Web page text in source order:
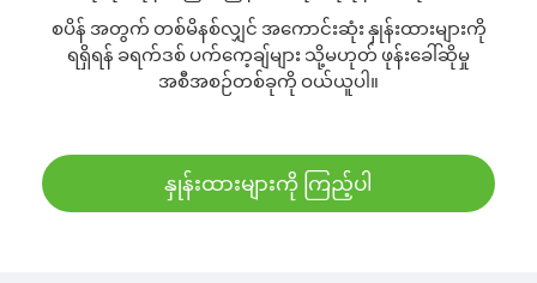
စပိန် အတွက် တစ်မိနစ်လျှင် အကောင်းဆုံး နှုန်းထားများကို
ရရှိရန် ခရက်ဒစ် ပက်ကေ့ချ်များ သို့မဟုတ် ဖုန်းခေါ်ဆိုမှု
အစီအစဉ်တစ်ခုကို ဝယ်ယူပါ။
နှုန်းထားများကို ကြည့်ပါ